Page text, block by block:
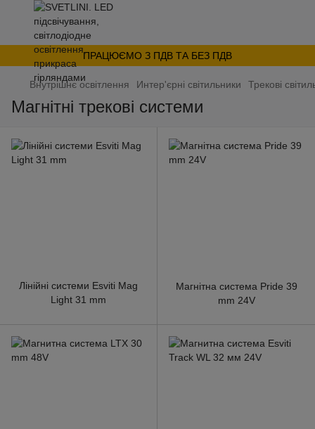
ПРАЦЮЄМО З ПДВ ТА БЕЗ ПДВ
Внутрішнє освітлення Интер'єрні світильники Трекові
Магнітні трекові системи
Лінійні системи Esviti Mag
Light 31 mm
Магнітна система Pride 39
mm 24V